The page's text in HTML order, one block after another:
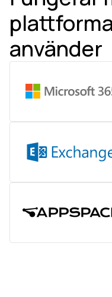
använder